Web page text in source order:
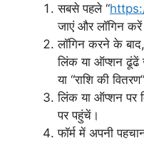
सबसे पहले “
जाएं और लॉगिन
लॉगिन करने के
लिंक या ऑप्शन ढूंढें
या “राशि की
लिंक या ऑप्शन पर
पर पहुंचें।
फॉर्म में अपनी